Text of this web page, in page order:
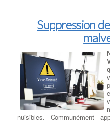
Suppression
nuisibles. Communément